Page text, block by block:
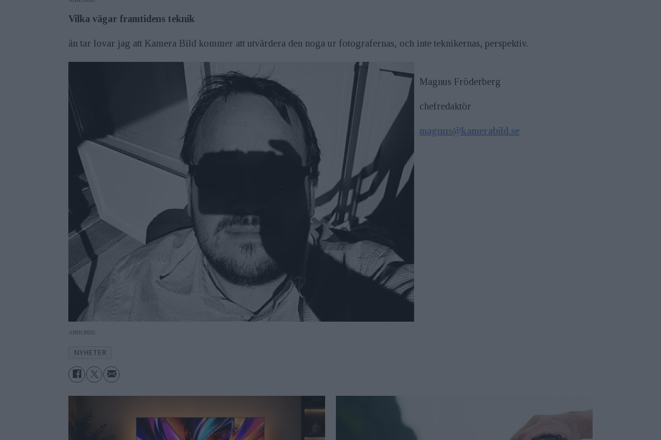
Vilka vägar framtidens teknik
än tar lovar jag att Kamera Bild kommer att utvärdera den noga ur fotografernas, och inte teknikernas, perspektiv.
Magnus Fröderberg
chefredaktör
ANNONS
magnus@kamerabild.se
NYHETER